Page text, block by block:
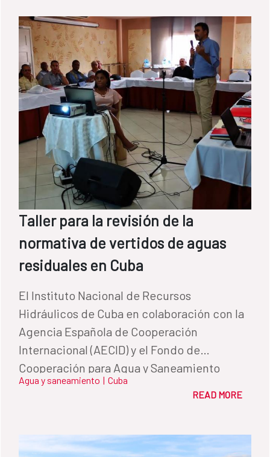
de La Habana.
Taller para la revisión de la
normativa de vertidos de aguas
residuales en Cuba
El Instituto Nacional de Recursos
Hidráulicos de Cuba en colaboración con la
Agencia Española de Cooperación
Internacional (AECID) y el Fondo de
Cooperación para Agua y Saneamiento
impulsó la realización del primer Taller
Agua y saneamiento | Cuba
READ MORE